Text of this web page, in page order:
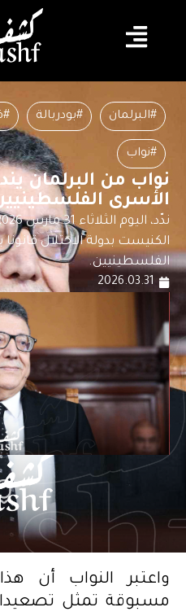
#البرلمان #بودربالة
#نواب
نواب من البرلمان
الأسرى
الكنيست بدولة الاحتلال
الفلسطينيين.
2026.03.31
واعتبر النواب أن
مسبوقة تمثل تصعيدا